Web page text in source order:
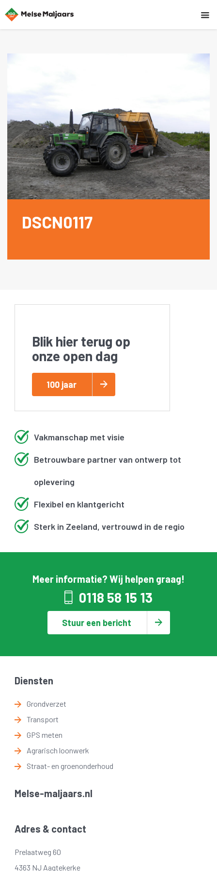
DSCN0117
Blik hier terug op
onze open dag
100 jaar
Vakmanschap met visie
Betrouwbare partner van ontwerp tot
oplevering
Flexibel en klantgericht
Sterk in Zeeland, vertrouwd in de regio
Meer informatie? Wij helpen graag!
0118 58 15 13
Stuur een bericht
Diensten
Grondverzet
Transport
GPS meten
Agrarisch loonwerk
Straat- en groenonderhoud
Melse-maljaars.nl
Adres & contact
Prelaatweg 60
4363 NJ Aagtekerke